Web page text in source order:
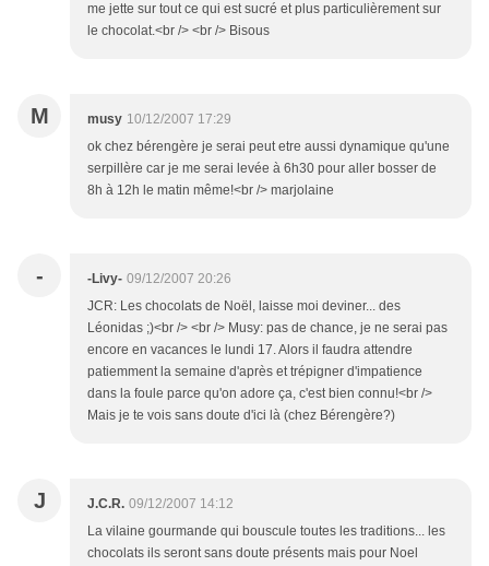
me jette sur tout ce qui est sucré et plus particulièrement sur
le chocolat.<br /> <br /> Bisous
M musy 10/12/2007 17:29
ok chez bérengère je serai peut etre aussi dynamique qu'une
serpillère car je me serai levée à 6h30 pour aller bosser de
8h à 12h le matin même!<br /> marjolaine
- -Livy- 09/12/2007 20:26
JCR: Les chocolats de Noël, laisse moi deviner... des
Léonidas ;)<br /> <br /> Musy: pas de chance, je ne serai pas
encore en vacances le lundi 17. Alors il faudra attendre
patiemment la semaine d'après et trépigner d'impatience
dans la foule parce qu'on adore ça, c'est bien connu!<br />
Mais je te vois sans doute d'ici là (chez Bérengère?)
J J.C.R. 09/12/2007 14:12
La vilaine gourmande qui bouscule toutes les traditions... les
chocolats ils seront sans doute présents mais pour Noel